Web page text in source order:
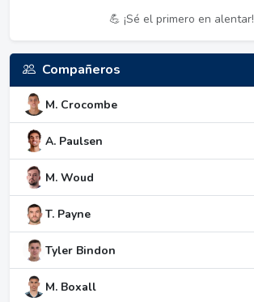
💪 ¡Sé el primero en alentar!
Compañeros
M. Crocombe
A. Paulsen
M. Woud
T. Payne
Tyler Bindon
M. Boxall